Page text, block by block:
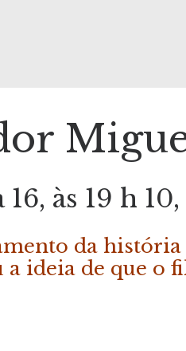
às 19 h 10,
da
ideia de que o